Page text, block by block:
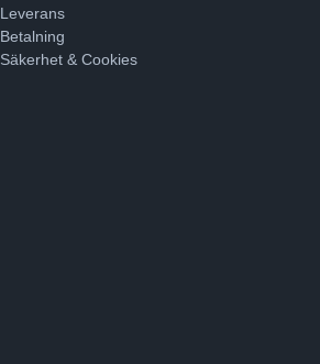
Leverans
Betalning
Säkerhet & Cookies